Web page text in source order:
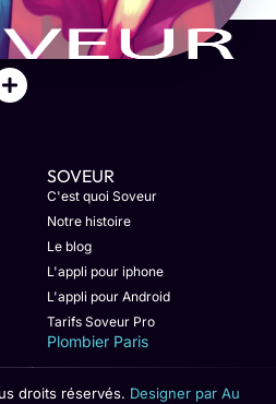
SOVEUR
C'est quoi Soveur
Notre histoire
Le blog
L'appli pour iphone
L'appli pour Android
Tarifs Soveur Pro
Plombier Paris
droits réservés. Designer par Au